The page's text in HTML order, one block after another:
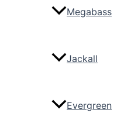
Megabass
Jackall
Evergreen